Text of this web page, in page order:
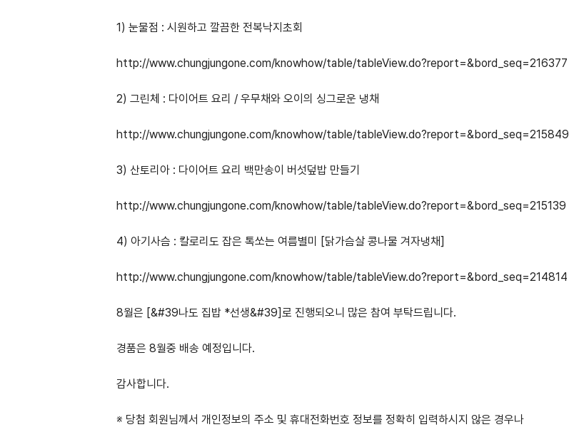
1) 눈물점 : 시원하고 깔끔한 전복낙지초회
http://www.chungjungone.com/knowhow/table/tableView.do?report=&bord_seq=216377
2) 그린체 : 다이어트 요리 / 우무채와 오이의 싱그로운 냉채
http://www.chungjungone.com/knowhow/table/tableView.do?report=&bord_seq=215849
3) 산토리아 : 다이어트 요리 백만송이 버섯덮밥 만들기
http://www.chungjungone.com/knowhow/table/tableView.do?report=&bord_seq=215139
4) 아기사슴 : 칼로리도 잡은 톡쏘는 여름별미 [닭가슴살 콩나물 겨자냉채]
http://www.chungjungone.com/knowhow/table/tableView.do?report=&bord_seq=214814
8월은 [&#39나도 집밥 *선생&#39]로 진행되오니 많은 참여 부탁드립니다.
경품은 8월중 배송 예정입니다.
감사합니다.
※ 당첨 회원님께서 개인정보의 주소 및 휴대전화번호 정보를 정확히 입력하시지 않은 경우나